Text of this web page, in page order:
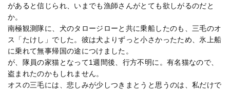
があると信じられ、いまでも漁師さんがとても欲しがるのだと
か。
南極観測隊に、犬のタロージローと共に乗船したのも、三毛のオ
ス「たけし」でした。彼は犬よりずっと小さかったため、氷上船
に乗れて無事帰国の途につけました。
が、隊員の家猫となって1週間後、行方不明に。有名猫なので、
盗まれたのかもしれません。
オスの三毛には、悲しみが少しつきまとうと思うのは、私だけで